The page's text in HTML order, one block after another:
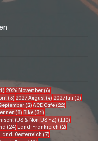
1 Beitrag
2026 November (6) 6 Beiträge
(3) 3 Beiträge
2027 August (4) 4 Beiträge
2027 Juli (2)
(2) 2 Beiträge
ACE Cafe (22) 22 Beiträge
(8) 8 Beiträge
Bike (31)
(US & Non-US-FZ) (110)
(24) 24 Beiträge
Land: Frankreich (2)
1 Beitrag
Land: Oesterreich (7)